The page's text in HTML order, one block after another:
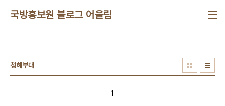
국방홍보원 블로그 어울림
청해부대
1